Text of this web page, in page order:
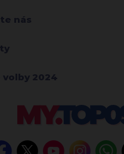
nás
volby 2024